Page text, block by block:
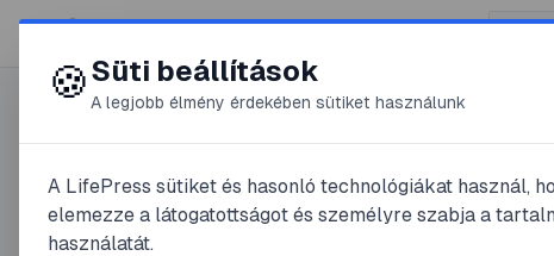
😍 LifePress
@1fastGSX
🍪Süti beállítások
A legjobb élmény érdekében sütiket használunk
A LifePress sütiket és hasonló technológiákat használ,
elemezze a látogatottságot és személyre szabja a
használatát.